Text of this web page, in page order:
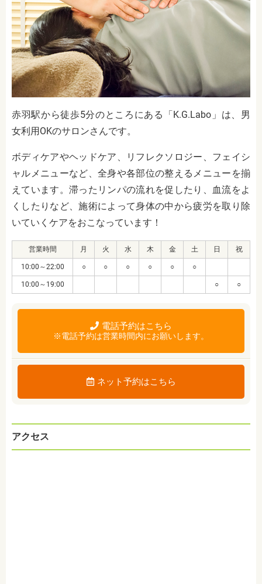
赤羽駅から徒歩5分のところにある「K.G.Labo」は、男
女利用OKのサロンさんです。
ボディケアやヘッドケア、リフレクソロジー、フェイシ
ャルメニューなど、全身や各部位の整えるメニューを揃
えています。滞ったリンパの流れを促したり、血流をよ
くしたりなど、施術によって身体の中から疲労を取り除
いていくケアをおこなっています！
営業時間 月 火 水 木 金 土 日 祝
10:00～22:00 ○ ○ ○ ○ ○ ○
10:00～19:00 ○ ○
電話予約はこちら
※電話予約は営業時間内にお願いします。
ネット予約はこちら
アクセス